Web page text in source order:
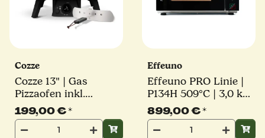
Cozze
Cozze 13" | Gas
Pizzaofen inkl.
Pizzastein, Reglerset
und Hitzeschutz |
CLASSIC | 5,0 kW
199,00 €*
Effeuno
Effeuno PRO Linie |
P134H 509°C | 3,0 kW
| inkl. original
Effeuno-Stein |
Elektro Pizzaofen
899,00 €*